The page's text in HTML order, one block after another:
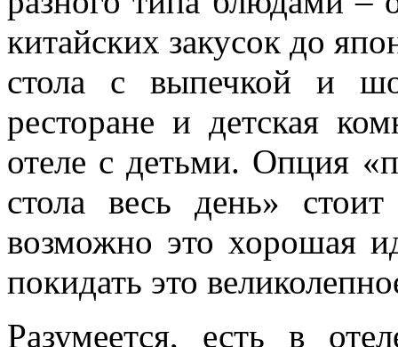
китайских закусок до
стола с выпечкой и
ресторане и детская
отеле с детьми. Опция
стола весь день»
возможно это хорошая
покидать это
Разумеется, есть в